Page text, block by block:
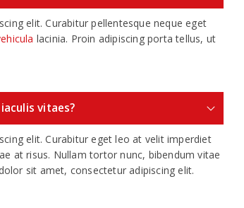
elit. Curabitur pellentesque neque eget
lacinia. Proin adipiscing porta tellus, ut
vitaes?
elit. Curabitur eget leo at velit imperdiet
at risus. Nullam tortor nunc, bibendum vitae
sit amet, consectetur adipiscing elit.